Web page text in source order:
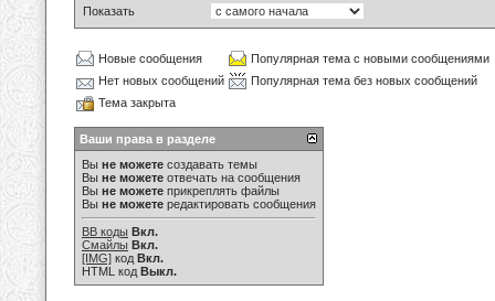
Показать
Новые сообщения
Популярная тема с новыми сообщениями
Нет новых сообщений
Популярная тема без новых сообщений
Тема закрыта
Ваши права в разделе
Вы не можете создавать темы
Вы не можете отвечать на сообщения
Вы не можете прикреплять файлы
Вы не можете редактировать сообщения
BB коды Вкл.
Смайлы Вкл.
[IMG] код Вкл.
HTML код Выкл.